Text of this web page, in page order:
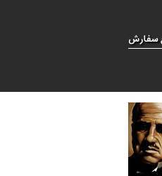
سفارش